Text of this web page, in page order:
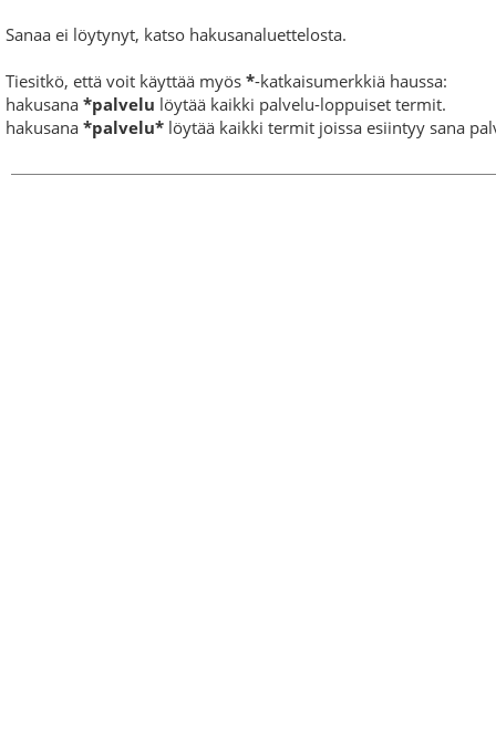
Sanaa ei löytynyt, katso hakusanaluettelosta.
Tiesitkö, että voit käyttää myös *-katkaisumerkkiä haussa:
hakusana *palvelu löytää kaikki palvelu-loppuiset termit.
hakusana *palvelu* löytää kaikki termit joissa esiintyy sana